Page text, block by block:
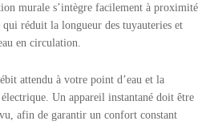
murale s’intègre facilement à proximité
réduit la longueur des tuyauteries et
en circulation.
attendu à votre point d’eau et la
Un appareil instantané doit être
afin de garantir un confort constant